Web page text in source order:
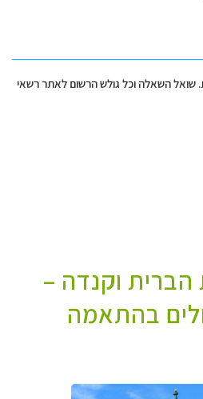
שואל השאלה וכל גולש הרשום לאתר רשאי
הברית וקנדה –
בהתאמה